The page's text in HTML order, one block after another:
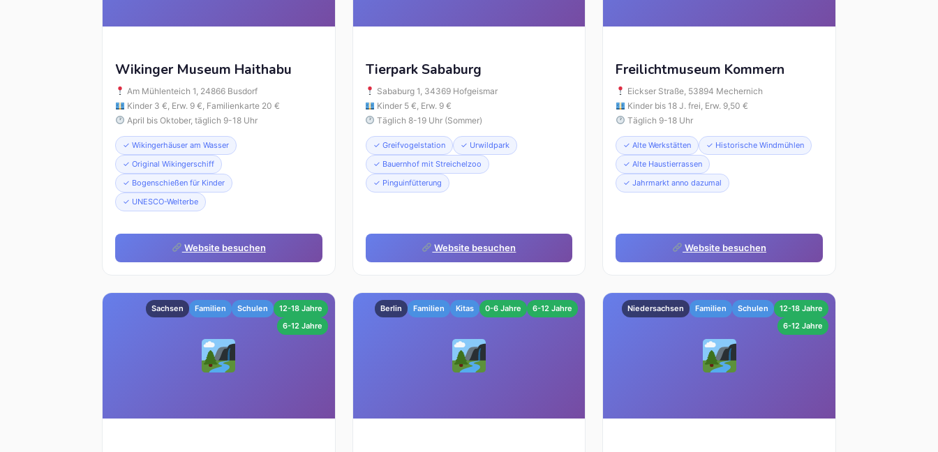
Wikinger Museum Haithabu
Am Mühlenteich 1, 24866 Busdorf
Kinder 3 €, Erw. 9 €, Familienkarte 20 €
April bis Oktober, täglich 9-18 Uhr
✓ Wikingerhäuser am Wasser
✓ Original Wikingerschiff
✓ Bogenschießen für Kinder
✓ UNESCO-Welterbe
Website besuchen
Tierpark Sababurg
Sababurg 1, 34369 Hofgeismar
Kinder 5 €, Erw. 9 €
Täglich 8-19 Uhr (Sommer)
✓ Greifvogelstation
✓ Urwildpark
✓ Bauernhof mit Streichelzoo
✓ Pinguinfütterung
Website besuchen
Freilichtmuseum Kommern
Eickser Straße, 53894 Mechernich
Kinder bis 18 J. frei, Erw. 9,50 €
Täglich 9-18 Uhr
✓ Alte Werkstätten
✓ Historische Windmühlen
✓ Alte Haustierrassen
✓ Jahrmarkt anno dazumal
Website besuchen
Sachsen Familien Schulen
12-18 Jahre
6-12 Jahre
Berlin Familien Kitas 0-6 Jahre 6-12 Jahre Niedersachsen Familien Schulen
12-18 Jahre
6-12 Jahre